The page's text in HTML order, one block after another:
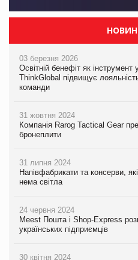
03 березня 2026
Освітній бенефіт як інструмент
ThinkGlobal підвищує
команди
31 жовтня 2024
Компанія Rarog Tactical Gear
бронеплити
31 липня 2024
Напівфабрикати та консерви,
нема світла
24 червня 2024
Meest Пошта і Shop-Express
українських підприємців
30 квітня 2024